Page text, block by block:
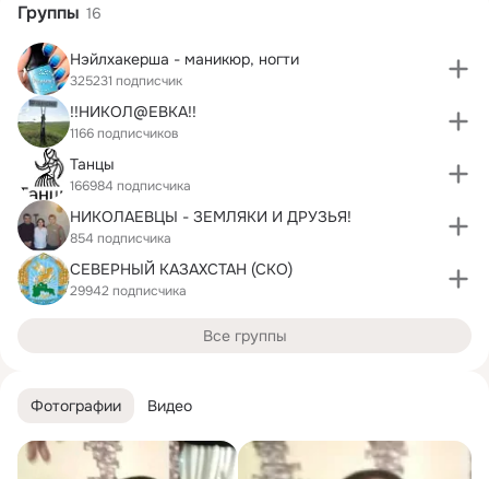
Фотографии Видео
Группы 16
Нэйлхакерша - маникюр, ногти
325231 подписчик
!!НИКОЛ@ЕВКА!!
1166 подписчиков
Танцы
166984 подписчика
НИКОЛАЕВЦЫ - ЗЕМЛЯКИ И ДРУЗЬЯ!
854 подписчика
СЕВЕРНЫЙ КАЗАХСТАН (СКО)
29942 подписчика
Все группы